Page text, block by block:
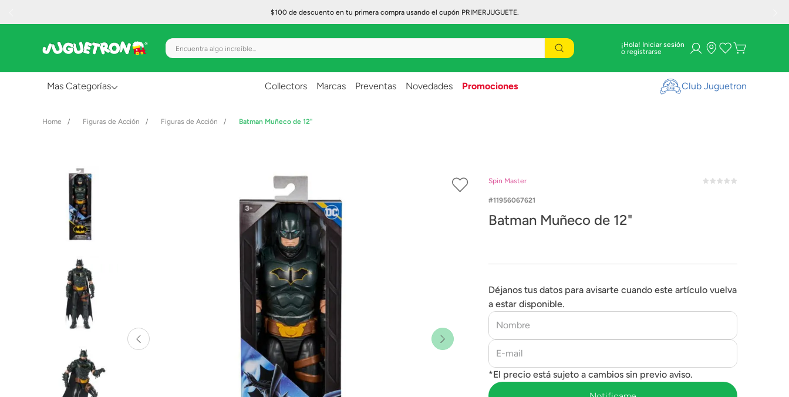
$100 de descuento en tu primera compra usando el cupón PRIMERJUGUETE.
Encuentra algo increíble... ¡Hola! Iniciar sesión
Mas Categorías
Creatividad y Arte
Figuras de Acción
Gadgets y Electrónicos
Lanzadores
Muñecas
Construcción
Vehículos y Pistas
Collectors Marcas Preventas Novedades Promociones Club Juguetron
Figuras de Acción Figuras de Acción Batman Muñeco de 12"
Spin Master
11956067621
Batman Muñeco de 12"
Déjanos tus datos para avisarte cuando este artículo vuelva
a estar disponible.